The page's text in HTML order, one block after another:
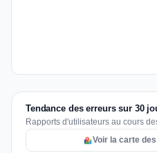
Tendance des erreurs sur 30
Rapports d'utilisateurs au cours
Voir la carte